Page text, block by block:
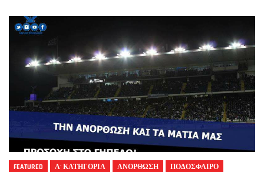
FEATURED Α' ΚΑΤΗΓΟΡΙΑ ΑΝΟΡΘΩΣΗ ΠΟΔΟΣΦΑΙΡΟ